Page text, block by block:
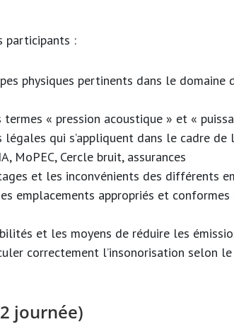
participants :
physiques pertinents dans le domaine
« pression acoustique » et «
légales qui s’appliquent dans le cadre
MoPEC, Cercle bruit, assurances
et les inconvénients des différents
emplacements appropriés et
et les moyens de réduire les
correctement l’insonorisation selon
journée)